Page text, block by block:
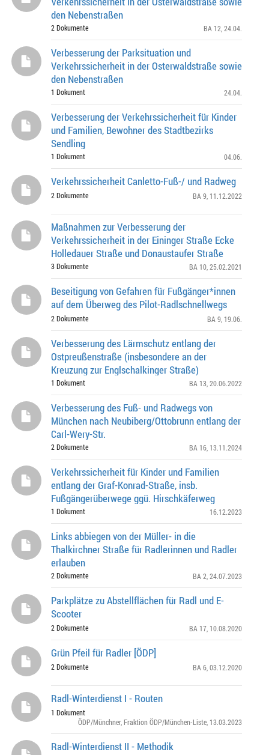
den Nebenstraßen
2 Dokumente BA 12 , 24.04.
Verbesserung der Parksituation und
Verkehrssicherheit in der Osterwaldstraße sowie
den Nebenstraßen
1 Dokument 24.04.
Verbesserung der Verkehrssicherheit für Kinder
und Familien, Bewohner des Stadtbezirks
Sendling
1 Dokument 04.06.
Verkehrssicherheit Canletto-Fuß-/ und Radweg
2 Dokumente BA 9 , 11.12.2022
Maßnahmen zur Verbesserung der
Verkehrssicherheit in der Eininger Straße Ecke
Holledauer Straße und Donaustaufer Straße
3 Dokumente BA 10 , 25.02.2021
Beseitigung von Gefahren für Fußgänger*innen
auf dem Überweg des Pilot-Radlschnellwegs
2 Dokumente BA 9 , 19.06.
Verbesserung des Lärmschutz entlang der
Ostpreußenstraße (insbesondere an der
Kreuzung zur Englschalkinger Straße)
1 Dokument BA 13 , 20.06.2022
Verbesserung des Fuß- und Radwegs von
München nach Neubiberg/Ottobrunn entlang der
Carl-Wery-Str.
2 Dokumente BA 16 , 13.11.2024
Verkehrssicherheit für Kinder und Familien
entlang der Graf-Konrad-Straße, insb.
Fußgängerüberwege ggü. Hirschkäferweg
1 Dokument 16.12.2023
Links abbiegen von der Müller- in die
Thalkirchner Straße für Radlerinnen und Radler
erlauben
2 Dokumente BA 2 , 24.07.2023
Parkplätze zu Abstellflächen für Radl und E-
Scooter
2 Dokumente BA 17 , 10.08.2020
Grün Pfeil für Radler [ÖDP]
2 Dokumente BA 6 , 03.12.2020
Radl-Winterdienst I - Routen
1 Dokument
ÖDP/Münchner, Fraktion ÖDP/München-Liste , 13.03.2023
Radl-Winterdienst II - Methodik